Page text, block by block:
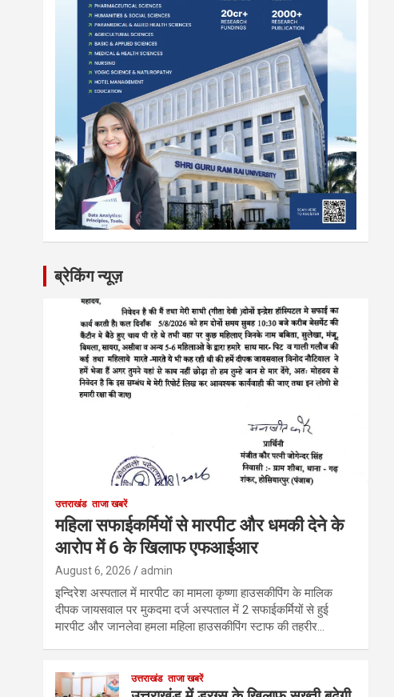
ब्रेकिंग न्यूज़
उत्तराखंड ताजा खबरें
महिला सफाईकर्मियों से मारपीट और धमकी देने के
आरोप में 6 के खिलाफ एफआईआर
August 6, 2026 admin
इन्दिरेश अस्पताल में मारपीट का मामला कृष्णा हाउसकीपिंग के मालिक
दीपक जायसवाल पर मुकदमा दर्ज अस्पताल में 2 सफाईकर्मियों से हुई
मारपीट और जानलेवा हमला महिला हाउसकीपिंग स्टाफ की तहरीर…
उत्तराखंड ताजा खबरें